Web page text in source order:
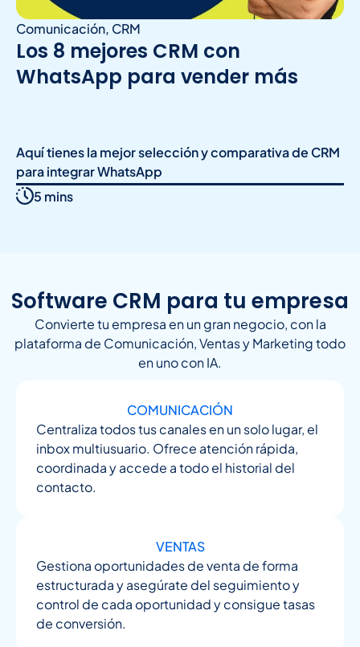
Comunicación, CRM
Los 8 mejores CRM con
WhatsApp para vender más
Aquí tienes la mejor selección y comparativa de CRM
para integrar WhatsApp
5 mins
Software CRM para tu empresa
Convierte tu empresa en un gran negocio, con la
plataforma de Comunicación, Ventas y Marketing todo
en uno con IA.
COMUNICACIÓN
Centraliza todos tus canales en un solo lugar, el
inbox multiusuario. Ofrece atención rápida,
coordinada y accede a todo el historial del
contacto.
VENTAS
Gestiona oportunidades de venta de forma
estructurada y asegúrate del seguimiento y
control de cada oportunidad y consigue tasas
de conversión.